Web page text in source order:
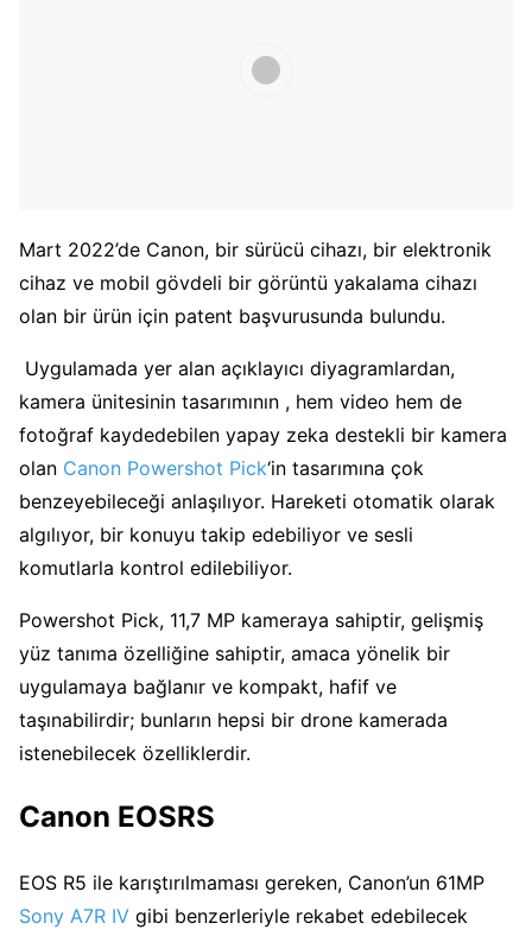
Mart 2022’de Canon, bir sürücü cihazı, bir elektronik
cihaz ve mobil gövdeli bir görüntü yakalama cihazı
olan bir ürün için patent başvurusunda bulundu.
Uygulamada yer alan açıklayıcı diyagramlardan,
kamera ünitesinin tasarımının , hem video hem de
fotoğraf kaydedebilen yapay zeka destekli bir kamera
olan Canon Powershot Pick‘in tasarımına çok
benzeyebileceği anlaşılıyor. Hareketi otomatik olarak
algılıyor, bir konuyu takip edebiliyor ve sesli
komutlarla kontrol edilebiliyor.
Powershot Pick, 11,7 MP kameraya sahiptir, gelişmiş
yüz tanıma özelliğine sahiptir, amaca yönelik bir
uygulamaya bağlanır ve kompakt, hafif ve
taşınabilirdir; bunların hepsi bir drone kamerada
istenebilecek özelliklerdir.
Canon EOSRS
EOS R5 ile karıştırılmaması gereken, Canon’un 61MP
Sony A7R IV gibi benzerleriyle rekabet edebilecek